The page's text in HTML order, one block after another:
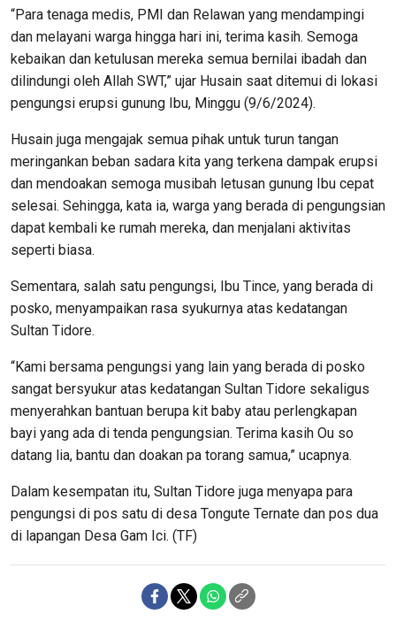
“Para tenaga medis, PMI dan Relawan yang mendampingi
dan melayani warga hingga hari ini, terima kasih. Semoga
kebaikan dan ketulusan mereka semua bernilai ibadah dan
dilindungi oleh Allah SWT,” ujar Husain saat ditemui di lokasi
pengungsi erupsi gunung Ibu, Minggu (9/6/2024).
Husain juga mengajak semua pihak untuk turun tangan
meringankan beban sadara kita yang terkena dampak erupsi
dan mendoakan semoga musibah letusan gunung Ibu cepat
selesai. Sehingga, kata ia, warga yang berada di pengungsian
dapat kembali ke rumah mereka, dan menjalani aktivitas
seperti biasa.
Sementara, salah satu pengungsi, Ibu Tince, yang berada di
posko, menyampaikan rasa syukurnya atas kedatangan
Sultan Tidore.
“Kami bersama pengungsi yang lain yang berada di posko
sangat bersyukur atas kedatangan Sultan Tidore sekaligus
menyerahkan bantuan berupa kit baby atau perlengkapan
bayi yang ada di tenda pengungsian. Terima kasih Ou so
datang lia, bantu dan doakan pa torang samua,” ucapnya.
Dalam kesempatan itu, Sultan Tidore juga menyapa para
pengungsi di pos satu di desa Tongute Ternate dan pos dua
di lapangan Desa Gam Ici. (TF)